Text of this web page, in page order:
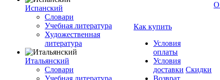
Испанский
Словари
Учебная литература
Художественная
литература
Итальянский
Словари
Учебная литература
Как купить
Условия
оплаты
Условия
доставки
Возврат
Скидки
О